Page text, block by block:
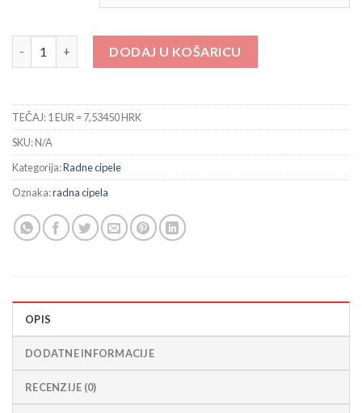
DODAJ U KOŠARICU
TEČAJ: 1 EUR = 7,53450 HRK
SKU:N/A
Kategorija:Radne cipele
Oznaka:radna cipela
OPIS
DODATNE INFORMACIJE
RECENZIJE (0)